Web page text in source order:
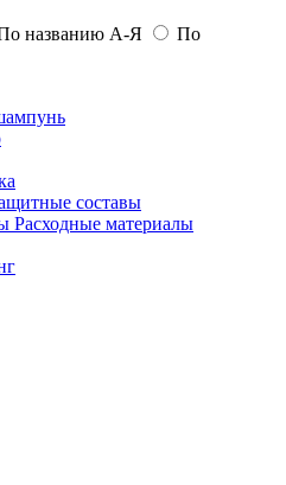
названию А-Я
По
составы
Расходные материалы